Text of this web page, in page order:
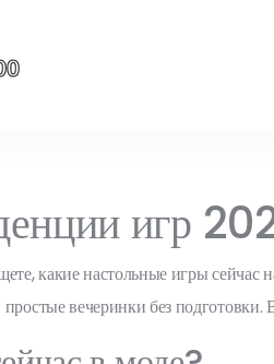
игр
какие настольные игры сейчас
вечеринки без подготовки.